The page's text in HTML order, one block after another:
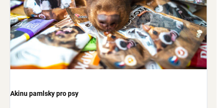
Akinu pamlsky pro psy